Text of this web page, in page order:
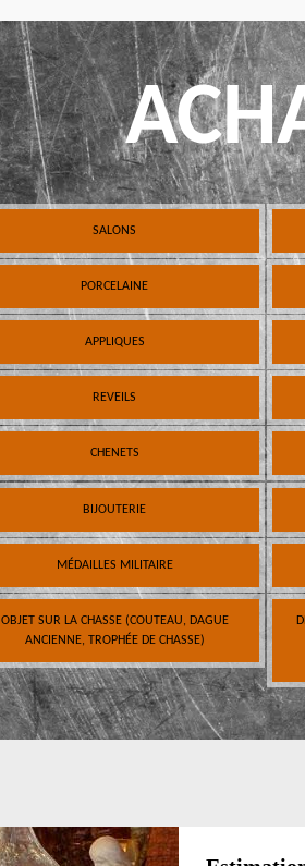
SALONS
PORCELAINE
APPLIQUES
REVEILS
CHENETS
BIJOUTERIE
MÉDAILLES MILITAIRE
OBJET SUR LA CHASSE (COUTEAU, DAGUE
ANCIENNE, TROPHÉE DE CHASSE)